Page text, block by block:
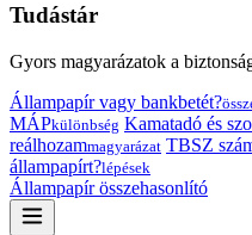
Tudástár
Gyors magyarázatok a
Állampapír vagy bankbetét?
MÁPkülönbség Kamatadó és
reálhozammagyarázat TBSZ
állampapírt?lépések
Állampapír összehasonlító